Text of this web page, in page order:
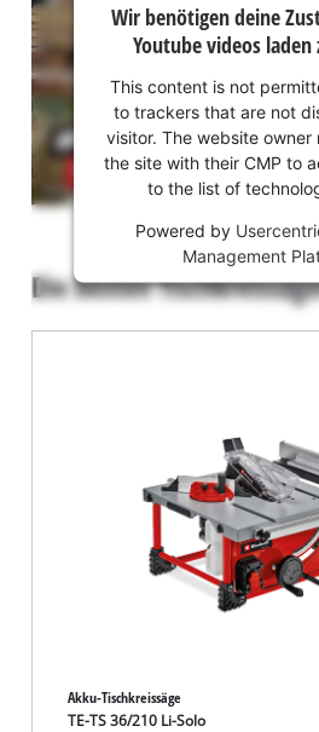
benötigen
deine
Zustimmung,
um Youtube
laden zu
können!
This
not
permitted
to
owner
needs
Wir benötigen deine
Youtube videos laden
This content is not
to trackers that are not
visitor. The website owner
the site with their CMP to
to the list of
Powered by
Management
Die besten
Akku-Tischkreissäge
TE-TS 36/210 Li-Solo